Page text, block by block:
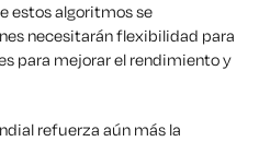
estos algoritmos se
necesitarán flexibilidad para
para mejorar el rendimiento y
refuerza aún más la